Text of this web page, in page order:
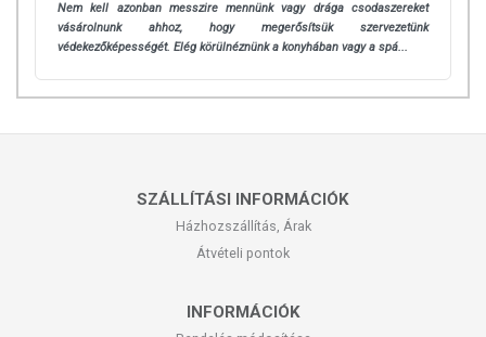
Nem kell azonban messzire mennünk vagy drága csodaszereket
vásárolnunk ahhoz, hogy megerősítsük szervezetünk
védekezőképességét. Elég körülnéznünk a konyhában vagy a spá...
SZÁLLÍTÁSI INFORMÁCIÓK
Házhozszállítás, Árak
Átvételi pontok
INFORMÁCIÓK